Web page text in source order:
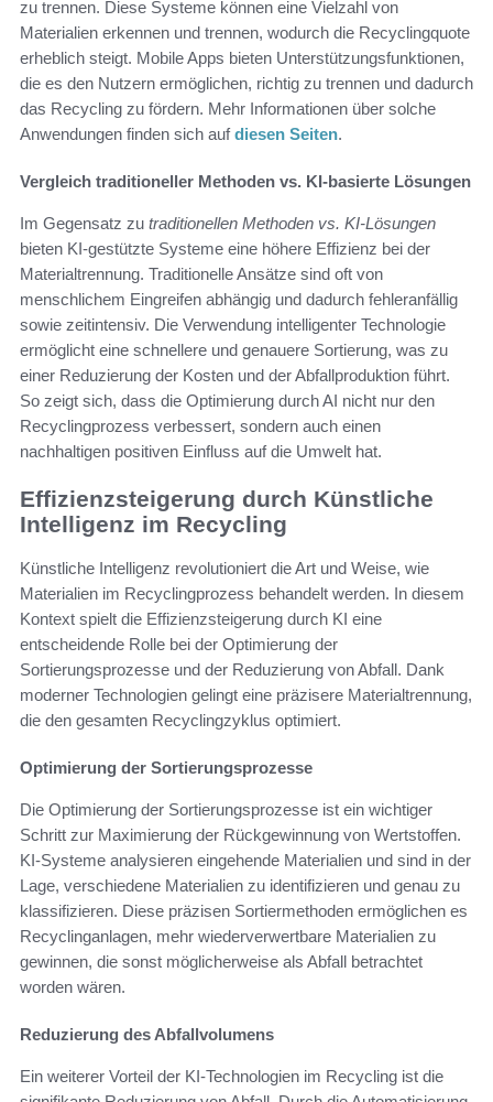
zu trennen. Diese Systeme können eine Vielzahl von
Materialien erkennen und trennen, wodurch die Recyclingquote
erheblich steigt. Mobile Apps bieten Unterstützungsfunktionen,
die es den Nutzern ermöglichen, richtig zu trennen und dadurch
das Recycling zu fördern. Mehr Informationen über solche
Anwendungen finden sich aufdiesen Seiten.
Vergleich traditioneller Methoden vs. KI-basierte Lösungen
Im Gegensatz zu traditionellen Methoden vs. KI-Lösungen
bieten KI-gestützte Systeme eine höhere Effizienz bei der
Materialtrennung. Traditionelle Ansätze sind oft von
menschlichem Eingreifen abhängig und dadurch fehleranfällig
sowie zeitintensiv. Die Verwendung intelligenter Technologie
ermöglicht eine schnellere und genauere Sortierung, was zu
einer Reduzierung der Kosten und der Abfallproduktion führt.
So zeigt sich, dass die Optimierung durch AI nicht nur den
Recyclingprozess verbessert, sondern auch einen
nachhaltigen positiven Einfluss auf die Umwelt hat.
Effizienzsteigerung durch Künstliche
Intelligenz im Recycling
Künstliche Intelligenz revolutioniert die Art und Weise, wie
Materialien im Recyclingprozess behandelt werden. In diesem
Kontext spielt die Effizienzsteigerung durch KI eine
entscheidende Rolle bei der Optimierung der
Sortierungsprozesse und der Reduzierung von Abfall. Dank
moderner Technologien gelingt eine präzisere Materialtrennung,
die den gesamten Recyclingzyklus optimiert.
Optimierung der Sortierungsprozesse
Die Optimierung der Sortierungsprozesse ist ein wichtiger
Schritt zur Maximierung der Rückgewinnung von Wertstoffen.
KI-Systeme analysieren eingehende Materialien und sind in der
Lage, verschiedene Materialien zu identifizieren und genau zu
klassifizieren. Diese präzisen Sortiermethoden ermöglichen es
Recyclinganlagen, mehr wiederverwertbare Materialien zu
gewinnen, die sonst möglicherweise als Abfall betrachtet
worden wären.
Reduzierung des Abfallvolumens
Ein weiterer Vorteil der KI-Technologien im Recycling ist die